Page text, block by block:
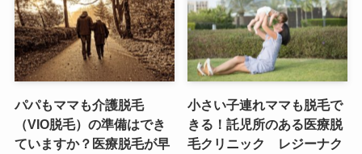
パパもママも介護脱毛
（VIO脱毛）の準備はでき
ていますか？医療脱毛が早
小さい子連れママも脱毛で
きる！託児所のある医療脱
毛クリニック レジーナク